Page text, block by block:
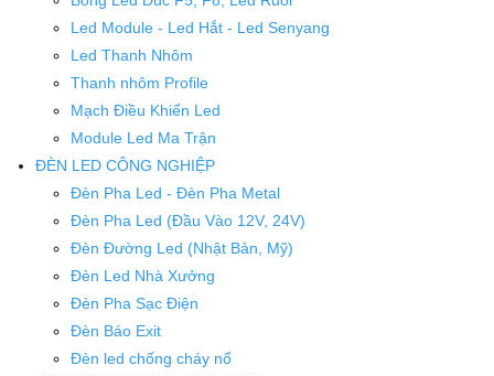
Led Module - Led Hắt - Led Senyang
Led Thanh Nhôm
Thanh nhôm Profile
Mạch Điều Khiển Led
Module Led Ma Trận
ĐÈN LED CÔNG NGHIỆP
Đèn Pha Led - Đèn Pha Metal
Đèn Pha Led (Đầu Vào 12V, 24V)
Đèn Đường Led (Nhật Bản, Mỹ)
Đèn Led Nhà Xưởng
Đèn Pha Sạc Điện
Đèn Báo Exit
Đèn led chống cháy nổ